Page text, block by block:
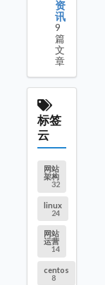
资
讯
9
篇
文
章
标签
云
网站
架构
32
linux
24
网站
运营
14
centos
8